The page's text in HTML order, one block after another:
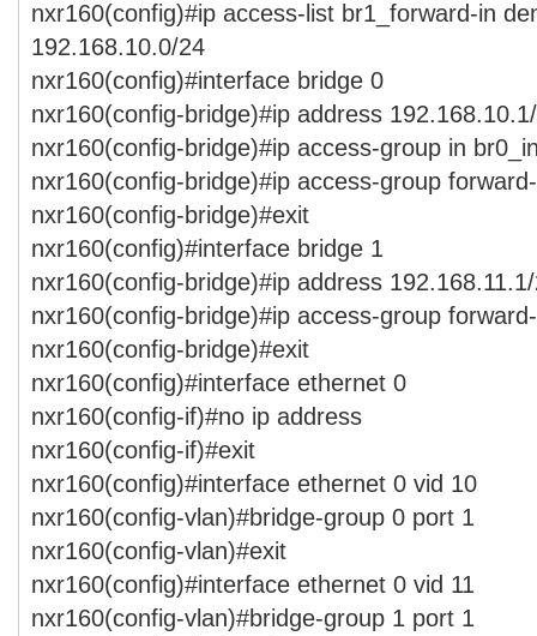
nxr160(config)#ip access-list br1_forward-in
192.168.10.0/24
nxr160(config)#interface bridge 0
nxr160(config-bridge)#ip address
nxr160(config-bridge)#ip access-group in
nxr160(config-bridge)#ip access-group
nxr160(config-bridge)#exit
nxr160(config)#interface bridge 1
nxr160(config-bridge)#ip address
nxr160(config-bridge)#ip access-group
nxr160(config-bridge)#exit
nxr160(config)#interface ethernet 0
nxr160(config-if)#no ip address
nxr160(config-if)#exit
nxr160(config)#interface ethernet 0 vid 10
nxr160(config-vlan)#bridge-group 0 port 1
nxr160(config-vlan)#exit
nxr160(config)#interface ethernet 0 vid 11
nxr160(config-vlan)#bridge-group 1 port 1